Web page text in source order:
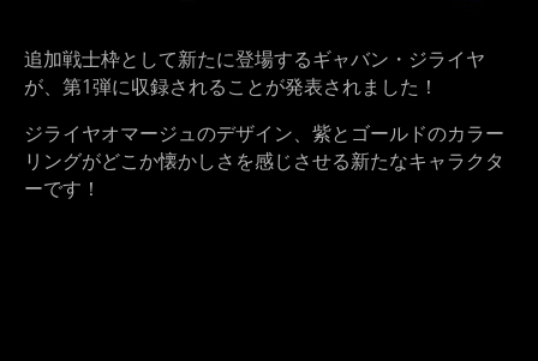
追加戦士枠として新たに登場するギャバン・ジライヤ
が、第1弾に収録されることが発表されました！
ジライヤオマージュのデザイン、紫とゴールドのカラー
リングがどこか懐かしさを感じさせる新たなキャラクタ
ーです！